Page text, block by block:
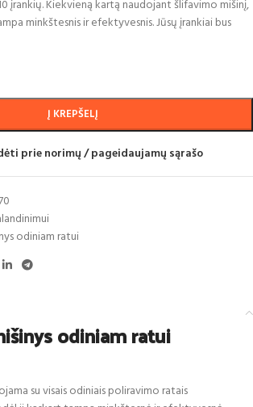
įrankių. Kiekvieną kartą naudojant šlifavimo mišinį,
minkštesnis ir efektyvesnis. Jūsų įrankiai bus
Į KREPŠELĮ
prie norimų / pageidaujamų sąrašo
odiniam ratui
odiniam ratui
su visais odiniais poliravimo ratais